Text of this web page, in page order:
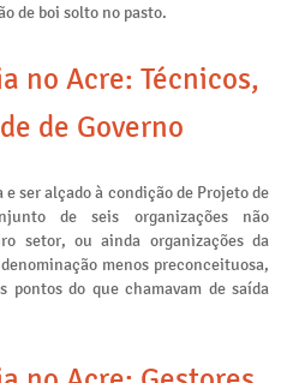
de boi solto no pasto.
no Acre: Técnicos,
de Governo
ser alçado à condição de Projeto de
de seis organizações não
setor, ou ainda organizações da
menos preconceituosa,
pontos do que chamavam de saída